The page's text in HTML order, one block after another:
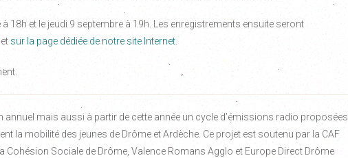
18h et le jeudi 9 septembre à 19h. Les enregistrements ensuite seront
et sur la page dédiée de notre site Internet.
annuel mais aussi à partir de cette année un cycle d’émissions radio proposées
la mobilité des jeunes de Drôme et Ardèche. Ce projet est soutenu par la CAF
Cohésion Sociale de Drôme, Valence Romans Agglo et Europe Direct Drôme